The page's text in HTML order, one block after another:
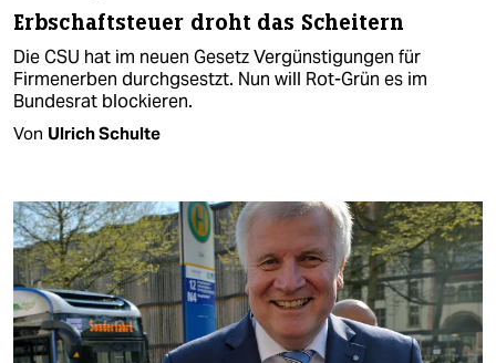
Erbschaftsteuer droht das Scheitern
Die CSU hat im neuen Gesetz Vergünstigungen für
Firmenerben durchgsestzt. Nun will Rot-Grün es im
Bundesrat blockieren.
Von Ulrich Schulte